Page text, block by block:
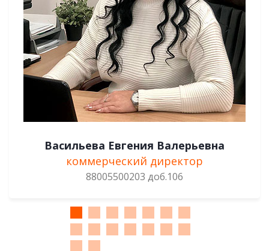
Самарина Ольга Евгеньевна
руководитель отдела продаж
88005500203 доб.112